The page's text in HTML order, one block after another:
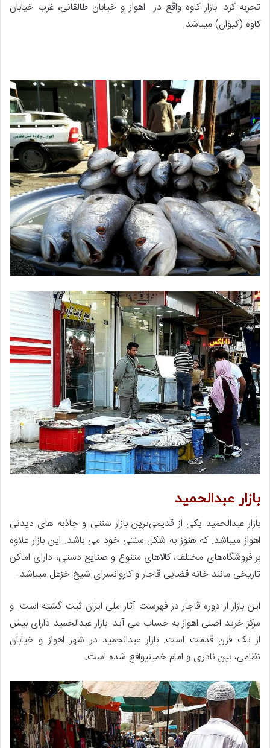
تجربه کرد. بازار کاوه واقع در اهواز و خیابان طالقانی، غرب خیابان
کاوه (کیوان) میباشد.
بازار عبدالحمید
بازار عبدالحمید یکی از قدیمی‌ترین بازار سنتی و جاذبه های دیدنی
اهواز میباشد. که هنوز به شکل سنتی خود می باشد. این بازار علاوه
بر فروشگاه‌های مختلف، کالاهای متنوع و صنایع دستی، دارای اماکن
تاریخی مانند خانه قضایی قاجار و کاروانسرای شیخ خزعل میباشد.
این بازار از دوره قاجار در فهرست آثار ملی ایران ثبت گشته است. و
مرکز خرید اصلی اهواز به حساب می آید. بازار عبدالحمید دارای بیش
از یک قرن قدمت است. بازار عبدالحمید در شهر اهواز و خیابان
نظامی، بین نادری و امام خمینیواقع شده است.